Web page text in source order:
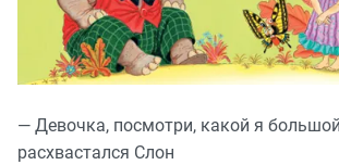
— Девочка, посмотри, какой я
расхвастался Слон